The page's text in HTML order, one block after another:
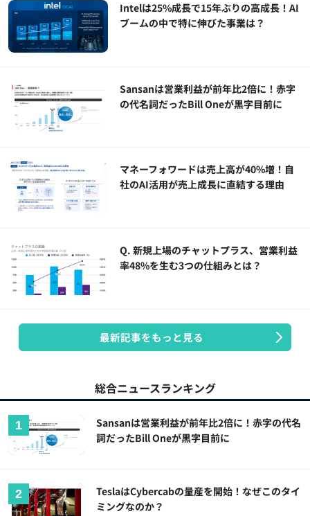
Intelは25%成長で15年ぶりの高成長！AI
ブームの中で特に伸びた事業は？
Sansanは営業利益が前年比2倍に！赤字
の代名詞だったBill Oneが黒字目前に
マネーフォワードは売上高が40%増！自
社のAI活用が売上成長に直結する理由
Q. 新規上場のチャットプラス、営業利益
率48%を生む3つの仕組みとは？
最新記事をもっと見る
総合ニュースランキング
Sansanは営業利益が前年比2倍に！赤字の代名
詞だったBill Oneが黒字目前に
TeslaはCybercabの量産を開始！なぜこのタイ
ミングなのか？